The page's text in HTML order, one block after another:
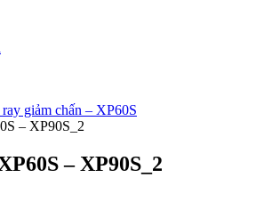
giảm chấn – XP60S
– XP90S_2
– XP90S_2